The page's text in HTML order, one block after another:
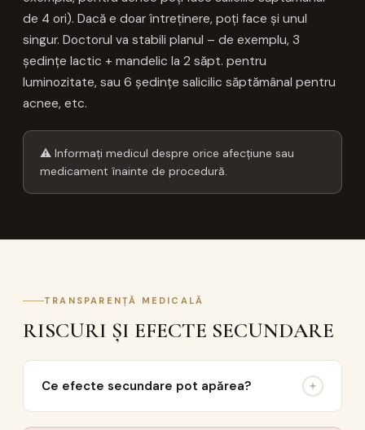
de 4 ori). Dacă e doar întreținere, poți face și unul
singur. Doctorul va stabili planul – de exemplu, 3
ședințe lactic + mandelic la 2 săpt. pentru
luminozitate, sau 6 ședințe salicilic săptămânal pentru
acnee, etc.
⚠ Informați medicul despre orice afecțiune sau
medicament înainte de procedură.
TRANSPARENȚĂ MEDICALĂ
RISCURI ȘI EFECTE SECUNDARE
Ce efecte secundare pot apărea?